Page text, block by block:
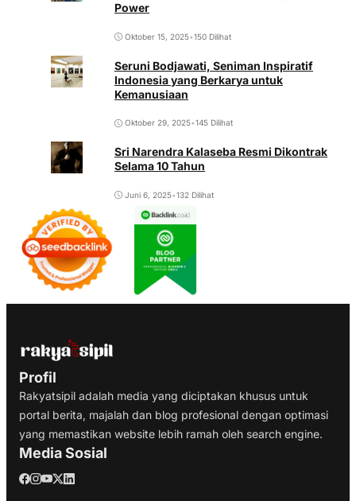
Power
Oktober 15, 2025•150 Dilihat
Seruni Bodjawati, Seniman Inspiratif
Indonesia yang Berkarya untuk
Kemanusiaan
Oktober 29, 2025•145 Dilihat
Sri Narendra Kalaseba Resmi Dikontrak
Selama 10 Tahun
Juni 6, 2025•132 Dilihat
Profil
Rakyatsipil adalah media yang diciptakan khusus untuk
portal berita, majalah dan blog profesional dengan optimasi
yang memastikan website lebih ramah oleh search engine.
Media Sosial